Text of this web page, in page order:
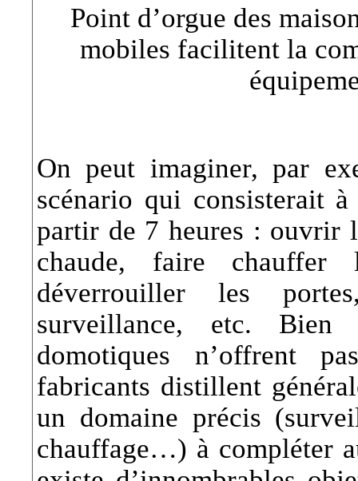
Point d’orgue des
mobiles facilitent la
On peut imaginer, par
scénario qui consisterait
partir de 7 heures : ouvrir
chaude, faire
déverrouiller les
surveillance, etc. Bien
domotiques n’offrent
fabricants distillent
un domaine précis
chauffage…) à compléter